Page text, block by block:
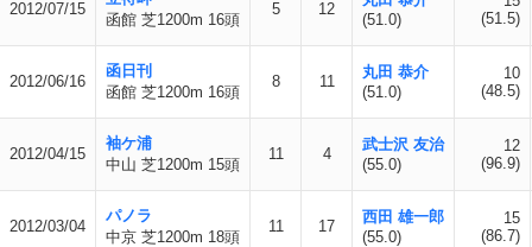
2012/07/15
函館 芝1200m 16頭
5 12
(51.0)
(51.5)
2012/06/16
函日刊
函館 芝1200m 16頭
8 11
丸田 恭介
(51.0)
10
(48.5)
2012/04/15
袖ケ浦
中山 芝1200m 15頭
11 4
武士沢 友治
(55.0)
12
(96.9)
2012/03/04
パノラ
中京 芝1200m 18頭
11 17
西田 雄一郎
(55.0)
15
(86.7)